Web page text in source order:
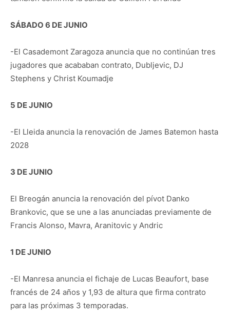
SÁBADO 6 DE JUNIO
-El Casademont Zaragoza anuncia que no continúan tres
jugadores que acababan contrato, Dubljevic, DJ
Stephens y Christ Koumadje
5 DE JUNIO
-El Lleida anuncia la renovación de James Batemon hasta
2028
3 DE JUNIO
El Breogán anuncia la renovación del pívot Danko
Brankovic, que se une a las anunciadas previamente de
Francis Alonso, Mavra, Aranitovic y Andric
1 DE JUNIO
-El Manresa anuncia el fichaje de Lucas Beaufort, base
francés de 24 años y 1,93 de altura que firma contrato
para las próximas 3 temporadas.